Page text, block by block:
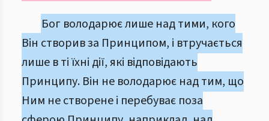
Бог володарює лише над тими, кого
Він створив за Принципом, і втручається
лише в ті їхні дії, які відповідають
Принципу. Він не володарює над тим, що
Ним не створене і перебуває поза